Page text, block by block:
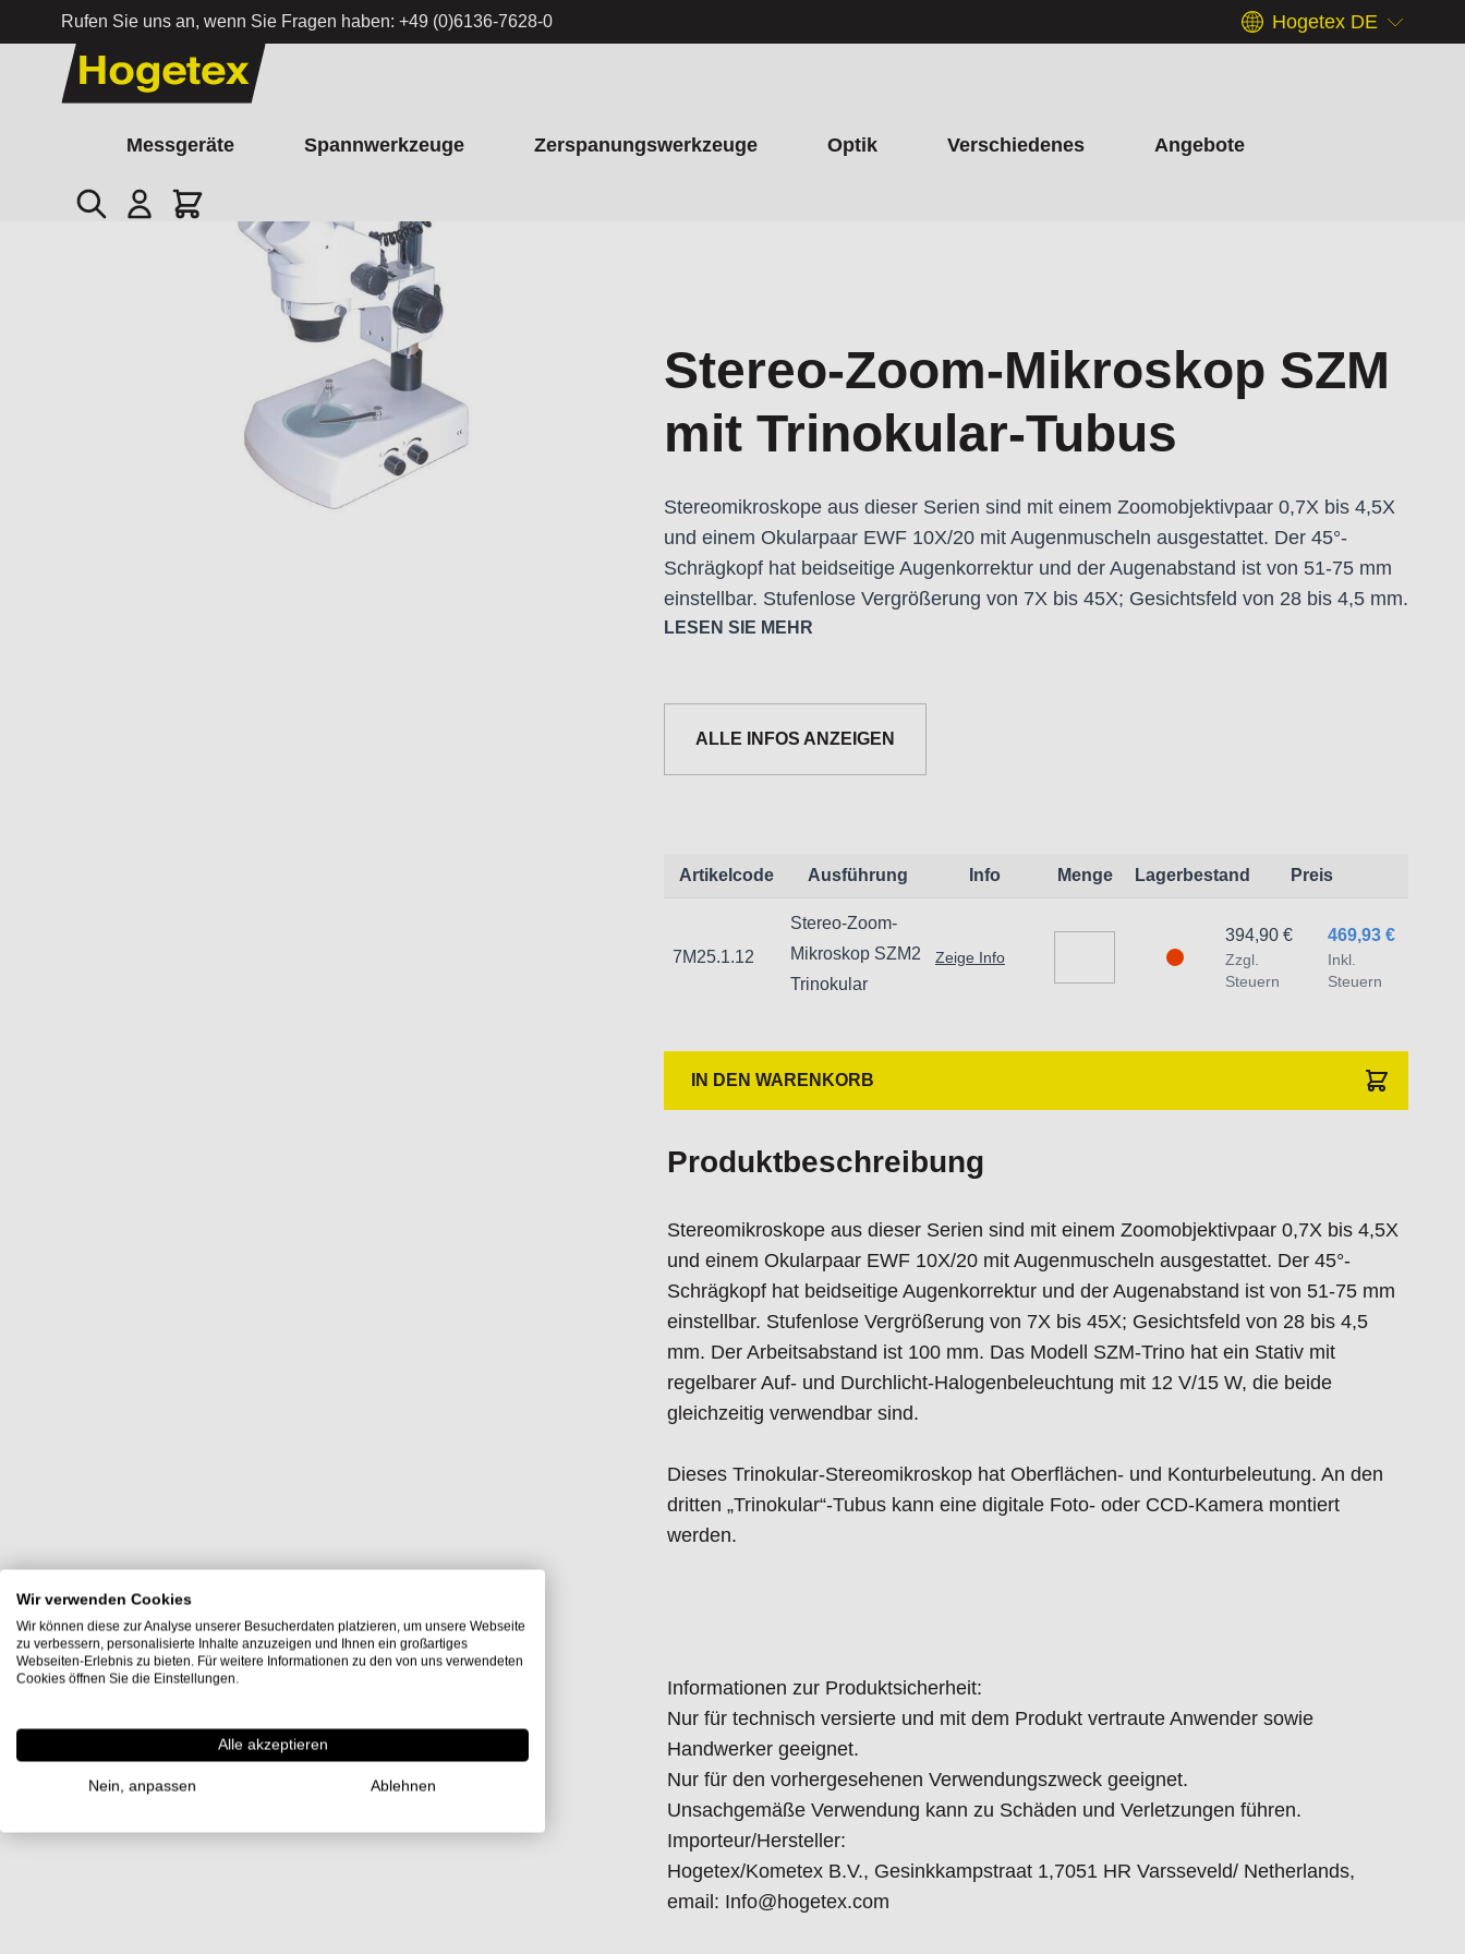
Rufen Sie uns an, wenn Sie Fragen haben: +49 (0)6136-7628-0 Hogetex DE
Zum Inhalt springen
Messgeräte Spannwerkzeuge Zerspanungswerkzeuge Optik Verschiedenes Angebote
Suche Cart
Stereo-Zoom-Mikroskop SZM mit Trinokular-Tubus
Stereo-Zoom-Mikroskop SZM
mit Trinokular-Tubus
Stereomikroskope aus dieser Serien sind mit einem Zoomobjektivpaar 0,7X bis 4,5X
und einem Okularpaar EWF 10X/20 mit Augenmuscheln ausgestattet. Der 45°-
Schrägkopf hat beidseitige Augenkorrektur und der Augenabstand ist von 51-75 mm
einstellbar. Stufenlose Vergrößerung von 7X bis 45X; Gesichtsfeld von 28 bis 4,5 mm.
Der Arbeitsabstand ist 100 mm. Das Modell SZM-Trino hat ein Stativ mit regelbarer
Dieses Trinokular-Stereomikroskop hat Oberflächen- und Konturbeleutung. An den
dritten „Trinokular“-Tubus kann eine digitale Foto- oder CCD-Kamera montiert
Informationen zur Produktsicherheit:
Nur für technisch versierte und mit dem Produkt vertraute Anwender sowie
Nur für den vorhergesehenen Verwendungszweck geeignet.
Unsachgemäße Verwendung kann zu Schäden und Verletzungen führen.
Hogetex/Kometex B.V., Gesinkkampstraat 1,7051 HR Varsseveld/ Netherlands,
email: Info@hogetex.com
LESEN SIE MEHR
ALLE INFOS ANZEIGEN
Artikelcode Ausführung Info Menge Lagerbestand Preis
7M25.1.12
Stereo-Zoom-
Mikroskop SZM2
Trinokular
Zeige Info
469,93 €
Inkl.
Steuern
394,90 €
Zzgl.
Steuern
IN DEN WARENKORB
Produktbeschreibung
Stereomikroskope aus dieser Serien sind mit einem Zoomobjektivpaar 0,7X bis 4,5X
und einem Okularpaar EWF 10X/20 mit Augenmuscheln ausgestattet. Der 45°-
Schrägkopf hat beidseitige Augenkorrektur und der Augenabstand ist von 51-75 mm
einstellbar. Stufenlose Vergrößerung von 7X bis 45X; Gesichtsfeld von 28 bis 4,5
mm. Der Arbeitsabstand ist 100 mm. Das Modell SZM-Trino hat ein Stativ mit
regelbarer Auf- und Durchlicht-Halogenbeleuchtung mit 12 V/15 W, die beide
gleichzeitig verwendbar sind.
Dieses Trinokular-Stereomikroskop hat Oberflächen- und Konturbeleutung. An den
dritten „Trinokular“-Tubus kann eine digitale Foto- oder CCD-Kamera montiert
werden.
Informationen zur Produktsicherheit:
Nur für technisch versierte und mit dem Produkt vertraute Anwender sowie
Handwerker geeignet.
Nur für den vorhergesehenen Verwendungszweck geeignet.
Unsachgemäße Verwendung kann zu Schäden und Verletzungen führen.
Importeur/Hersteller:
Hogetex/Kometex B.V., Gesinkkampstraat 1,7051 HR Varsseveld/ Netherlands,
email: Info@hogetex.com
Wir verwenden Cookies
Wir können diese zur Analyse unserer Besucherdaten platzieren, um unsere Webseite
zu verbessern, personalisierte Inhalte anzuzeigen und Ihnen ein großartiges
Webseiten-Erlebnis zu bieten. Für weitere Informationen zu den von uns verwendeten
Cookies öffnen Sie die Einstellungen.
Alle akzeptieren
Nein, anpassen Ablehnen